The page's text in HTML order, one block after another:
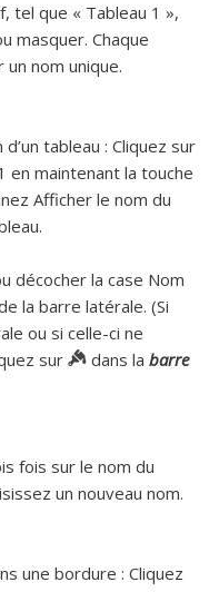
tel que « Tableau 1 »,
masquer. Chaque
nom unique.
tableau : Cliquez sur
en maintenant la touche
Afficher le nom du
décocher la case Nom
la barre latérale. (Si
ou si celle-ci ne
sur
dans la barre
fois sur le nom du
un nouveau nom.
une bordure : Cliquez